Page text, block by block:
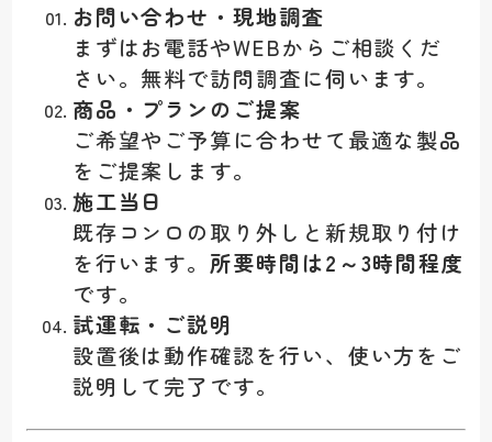
お問い合わせ・現地調査
まずはお電話やWEBからご相談くだ
さい。無料で訪問調査に伺います。
商品・プランのご提案
ご希望やご予算に合わせて最適な製品
をご提案します。
施工当日
既存コンロの取り外しと新規取り付け
を行います。所要時間は2～3時間程度
です。
試運転・ご説明
設置後は動作確認を行い、使い方をご
説明して完了です。